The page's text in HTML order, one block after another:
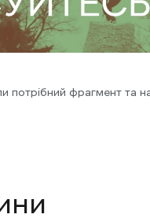
потрібний фрагмент та